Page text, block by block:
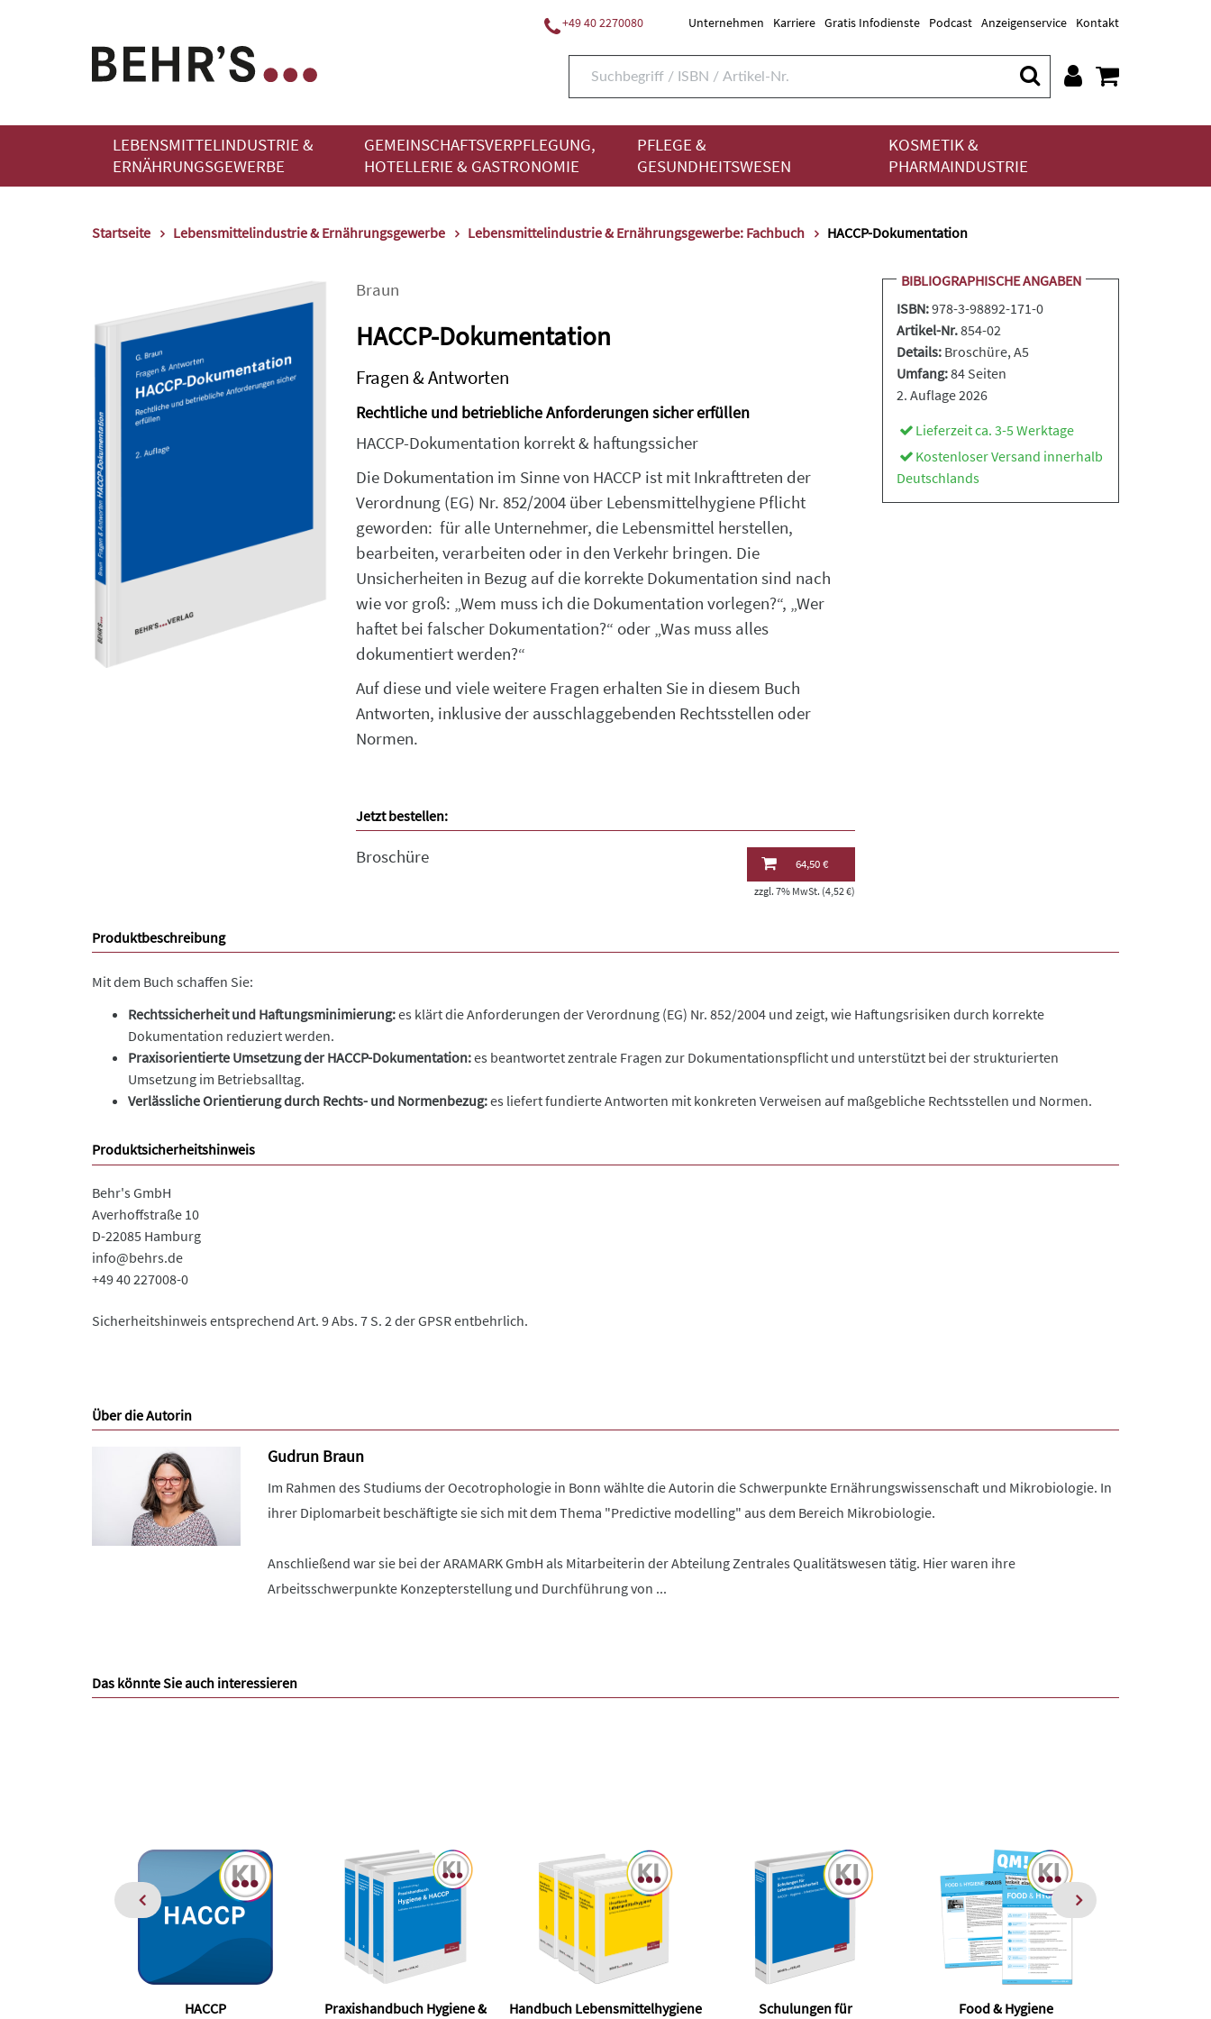
+49 40 2270080 Unternehmen Karriere Gratis Infodienste Podcast Anzeigenservice Kontakt
LEBENSMITTELINDUSTRIE &
ERNÄHRUNGSGEWERBE
GEMEINSCHAFTSVERPFLEGUNG,
HOTELLERIE & GASTRONOMIE
PFLEGE &
GESUNDHEITSWESEN
KOSMETIK &
PHARMAINDUSTRIE
Startseite Lebensmittelindustrie & Ernährungsgewerbe Lebensmittelindustrie & Ernährungsgewerbe: Fachbuch HACCP-Dokumentation
Braun
HACCP-Dokumentation
Fragen & Antworten
Rechtliche und betriebliche Anforderungen sicher erfüllen
HACCP-Dokumentation korrekt & haftungssicher
Die Dokumentation im Sinne von HACCP ist mit Inkrafttreten der
Verordnung (EG) Nr. 852/2004 über Lebensmittelhygiene Pflicht
geworden: für alle Unternehmer, die Lebensmittel herstellen,
bearbeiten, verarbeiten oder in den Verkehr bringen. Die
Unsicherheiten in Bezug auf die korrekte Dokumentation sind nach
wie vor groß: „Wem muss ich die Dokumentation vorlegen?“, „Wer
haftet bei falscher Dokumentation?“ oder „Was muss alles
dokumentiert werden?“
Auf diese und viele weitere Fragen erhalten Sie in diesem Buch
Antworten, inklusive der ausschlaggebenden Rechtsstellen oder
Normen.
BIBLIOGRAPHISCHE ANGABEN
ISBN:978-3-98892-171-0
Artikel-Nr.854-02
Details: Broschüre, A5
Umfang:84 Seiten
2. Auflage 2026
Lieferzeit ca. 3-5 Werktage
Kostenloser Versand innerhalb
Deutschlands
Jetzt bestellen:
Broschüre 64,50 €
zzgl. 7% MwSt. (4,52 €)
Produktbeschreibung
Mit dem Buch schaffen Sie:
Rechtssicherheit und Haftungsminimierung:es klärt die Anforderungen der Verordnung (EG) Nr. 852/2004 und zeigt, wie Haftungsrisiken durch korrekte
Dokumentation reduziert werden.
Praxisorientierte Umsetzung der HACCP-Dokumentation:es beantwortet zentrale Fragen zur Dokumentationspflicht und unterstützt bei der strukturierten
Umsetzung im Betriebsalltag.
Verlässliche Orientierung durch Rechts- und Normenbezug:es liefert fundierte Antworten mit konkreten Verweisen auf maßgebliche Rechtsstellen und Normen.
Produktsicherheitshinweis
Behr's GmbH
Averhoffstraße 10
D-22085 Hamburg
info@behrs.de
+49 40 227008-0
Sicherheitshinweis entsprechend Art. 9 Abs. 7 S. 2 der GPSR entbehrlich.
Über die Autorin
Gudrun Braun
Im Rahmen des Studiums der Oecotrophologie in Bonn wählte die Autorin die Schwerpunkte Ernährungswissenschaft und Mikrobiologie. In
ihrer Diplomarbeit beschäftigte sie sich mit dem Thema "Predictive modelling" aus dem Bereich Mikrobiologie.
Anschließend war sie bei der ARAMARK GmbH als Mitarbeiterin der Abteilung Zentrales Qualitätswesen tätig. Hier waren ihre
Arbeitsschwerpunkte Konzepterstellung und Durchführung von ...
Das könnte Sie auch interessieren
HACCP
Praxishandbuch Hygiene &
Handbuch Lebensmittelhygiene
Schulungen für
Food & Hygiene